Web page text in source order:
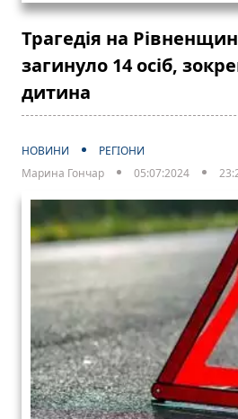
Трагедія на
загинуло 14 осіб,
дитина
НОВИНИ
РЕГІОНИ
Марина Гончар
05:07:2024